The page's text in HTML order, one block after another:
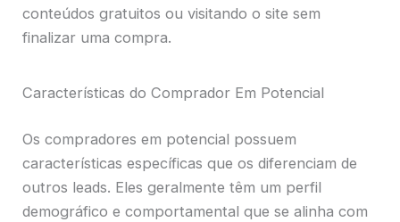
conteúdos gratuitos ou visitando o site sem
finalizar uma compra.
Características do Comprador Em Potencial
Os compradores em potencial possuem
características específicas que os diferenciam de
outros leads. Eles geralmente têm um perfil
demográfico e comportamental que se alinha com